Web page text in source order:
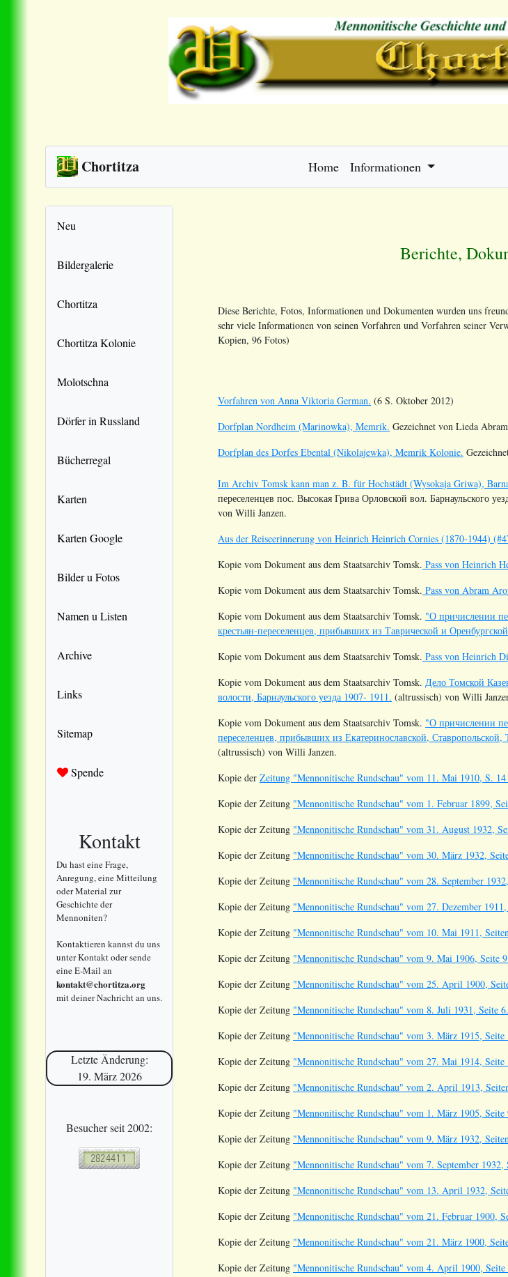
Chortitza Home Informationen
Neu
Bildergalerie
Chortitza
Chortitza Kolonie
Molotschna
Dörfer in Russland
Bücherregal
Karten
Karten Google
Bilder u Fotos
Namen u Listen
Archive
Links
Sitemap
Spende
Kontakt
Du hast eine Frage,
Anregung, eine Mitteilung
oder Material zur
Geschichte der
Mennoniten?
Kontaktieren kannst du uns
unter Kontakt oder sende
eine E-Mail an
kontakt@chortitza.org
mit deiner Nachricht an uns.
Letzte Änderung:
19. März 2026
Besucher seit 2002:
Berichte,
Diese Berichte, Fotos, Informationen und Dokumenten wurden uns
sehr viele Informationen von seinen Vorfahren und Vorfahren seiner
Kopien, 96 Fotos)
Vorfahren von Anna Viktoria German. (6 S. Oktober 2012)
Dorfplan Nordheim (Marinowka), Memrik. Gezeichnet von Lieda
Dorfplan des Dorfes Ebental (Nikolajewka), Memrik Kolonie.
Im Archiv Tomsk kann man z. B. für Hochstädt (Wysokaja Griwa),
переселенцев пос. Высокая Грива Орловской вол. Барнаульского
von Willi Janzen.
Aus der Reiseerinnerung von Heinrich Heinrich Cornies (1870-1944)
Kopie vom Dokument aus dem Staatsarchiv Tomsk. Pass von Heinrich
Kopie vom Dokument aus dem Staatsarchiv Tomsk. Pass von Abram
Kopie vom Dokument aus dem Staatsarchiv Tomsk. "О причислении
крестьян-переселенцев, прибывших из Таврической и
Kopie vom Dokument aus dem Staatsarchiv Tomsk. Pass von Heinrich
Kopie vom Dokument aus dem Staatsarchiv Tomsk. Дело Томской
волости, Барнаульского уезда 1907- 1911. (altrussisch) von Willi
Kopie vom Dokument aus dem Staatsarchiv Tomsk. "О причислении
переселенцев, прибывших из Екатеринославской,
(altrussisch) von Willi Janzen.
Kopie der Zeitung "Mennonitische Rundschau" vom 11. Mai 1910, S. 14
Kopie der Zeitung "Mennonitische Rundschau" vom 1. Februar 1899,
Kopie der Zeitung "Mennonitische Rundschau" vom 31. August 1932,
Kopie der Zeitung "Mennonitische Rundschau" vom 30. März 1932,
Kopie der Zeitung "Mennonitische Rundschau" vom 28. September
Kopie der Zeitung "Mennonitische Rundschau" vom 27. Dezember
Kopie der Zeitung "Mennonitische Rundschau" vom 10. Mai 1911,
Kopie der Zeitung "Mennonitische Rundschau" vom 9. Mai 1906, Seite
Kopie der Zeitung "Mennonitische Rundschau" vom 25. April 1900,
Kopie der Zeitung "Mennonitische Rundschau" vom 8. Juli 1931, Seite 6.
Kopie der Zeitung "Mennonitische Rundschau" vom 3. März 1915, Seite
Kopie der Zeitung "Mennonitische Rundschau" vom 27. Mai 1914, Seite
Kopie der Zeitung "Mennonitische Rundschau" vom 2. April 1913,
Kopie der Zeitung "Mennonitische Rundschau" vom 1. März 1905, Seite
Kopie der Zeitung "Mennonitische Rundschau" vom 9. März 1932,
Kopie der Zeitung "Mennonitische Rundschau" vom 7. September 1932,
Kopie der Zeitung "Mennonitische Rundschau" vom 13. April 1932,
Kopie der Zeitung "Mennonitische Rundschau" vom 21. Februar 1900,
Kopie der Zeitung "Mennonitische Rundschau" vom 21. März 1900,
Kopie der Zeitung "Mennonitische Rundschau" vom 4. April 1900, Seite